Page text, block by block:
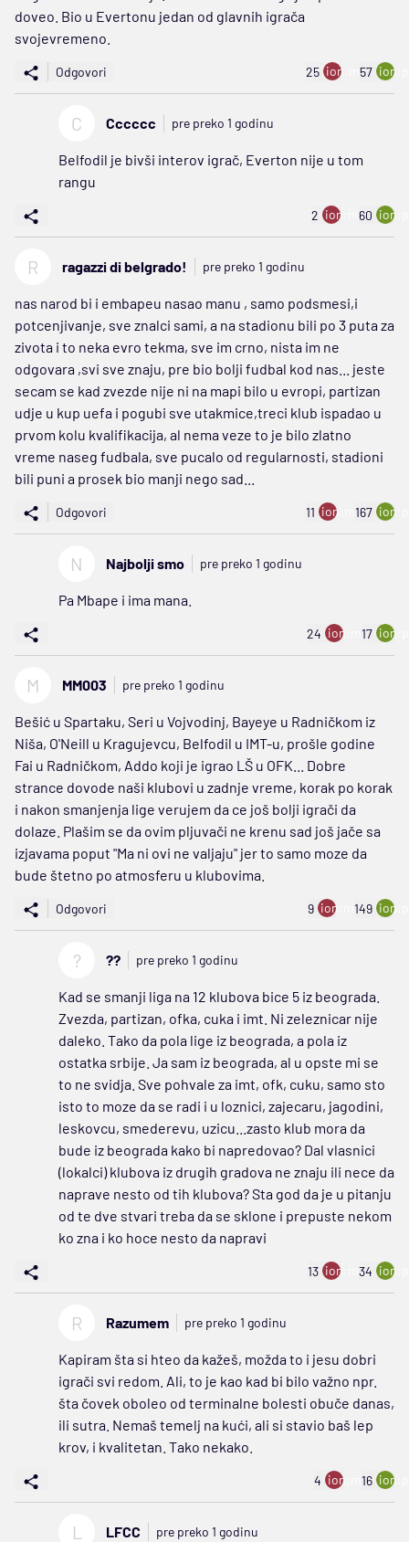
doveo. Bio u Evertonu jedan od glavnih igrača
svojevremeno.
Odgovori 25 ion:minus
57
C Cccccc pre preko 1 godinu
Belfodil je bivši interov igrač, Everton nije u tom
rangu
2 ion:minus
60
R ragazzi di belgrado! pre preko 1 godinu
nas narod bi i embapeu nasao manu , samo podsmesi,i
potcenjivanje, sve znalci sami, a na stadionu bili po 3 puta za
zivota i to neka evro tekma, sve im crno, nista im ne
odgovara ,svi sve znaju, pre bio bolji fudbal kod nas... jeste
secam se kad zvezde nije ni na mapi bilo u evropi, partizan
udje u kup uefa i pogubi sve utakmice,treci klub ispadao u
prvom kolu kvalifikacija, al nema veze to je bilo zlatno
vreme naseg fudbala, sve pucalo od regularnosti, stadioni
bili puni a prosek bio manji nego sad...
Odgovori 11 ion:minus
167
N Najbolji smo pre preko 1 godinu
Pa Mbape i ima mana.
24 ion:minus
17
M MM003 pre preko 1 godinu
Bešić u Spartaku, Seri u Vojvodinj, Bayeye u Radničkom iz
Niša, O'Neill u Kragujevcu, Belfodil u IMT-u, prošle godine
Fai u Radničkom, Addo koji je igrao LŠ u OFK... Dobre
strance dovode naši klubovi u zadnje vreme, korak po korak
i nakon smanjenja lige verujem da ce još bolji igrači da
dolaze. Plašim se da ovim pljuvači ne krenu sad još jače sa
izjavama poput "Ma ni ovi ne valjaju" jer to samo moze da
bude štetno po atmosferu u klubovima.
Odgovori 9 ion:minus
149
? ?? pre preko 1 godinu
Kad se smanji liga na 12 klubova bice 5 iz beograda.
Zvezda, partizan, ofka, cuka i imt. Ni zeleznicar nije
daleko. Tako da pola lige iz beograda, a pola iz
ostatka srbije. Ja sam iz beograda, al u opste mi se
to ne svidja. Sve pohvale za imt, ofk, cuku, samo sto
isto to moze da se radi i u loznici, zajecaru, jagodini,
leskovcu, smederevu, uzicu...zasto klub mora da
bude iz beograda kako bi napredovao? Dal vlasnici
(lokalci) klubova iz drugih gradova ne znaju ili nece da
naprave nesto od tih klubova? Sta god da je u pitanju
od te dve stvari treba da se sklone i prepuste nekom
ko zna i ko hoce nesto da napravi
13 ion:minus
34
R Razumem pre preko 1 godinu
Kapiram šta si hteo da kažeš, možda to i jesu dobri
igrači svi redom. Ali, to je kao kad bi bilo važno npr.
šta čovek oboleo od terminalne bolesti obuče danas,
ili sutra. Nemaš temelj na kući, ali si stavio baš lep
krov, i kvalitetan. Tako nekako.
4 ion:minus
16
L LFCC pre preko 1 godinu